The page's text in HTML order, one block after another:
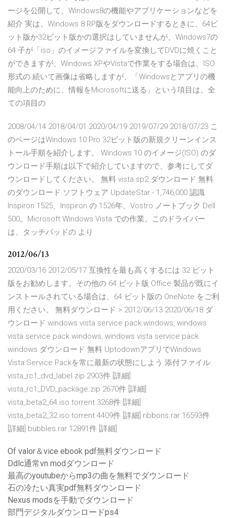
ージを公開して、Windows8の機能やアプリケーションなどを
紹介 実は、Windows 8 RP版をダウンロードするときに、64ビ
ット版か32ビット版かの選択はしていませんが、Windows7の
64 子が「iso」のイメージファイルを変換してDVDに焼くこと
ができますが、Windows XPやVistaで作業をする場合は、ISO
形式の 続いて画像は省略しますが、「Windowsとアプリの機
能向上のために、情報をMicrosoftに送る」という項目は、全
ての項目の
2008/04/14 2018/04/01 2020/04/19 2019/07/29 2018/07/23 こ
のページはWindows 10 Pro 32ビット版の新規クリーンインス
トール手順を紹介します。 Windows 10 のイメージ(ISO) のダ
ウンロード手順は以下で紹介していますので、参考にしてダ
ウンロードしてください。 無料 vista sp2 ダウンロード 無料
のダウンロード ソフトウェア UpdateStar - 1,746,000 認識
Inspiron 1525、Inspiron の 1526年、Vostro ノートブック Dell
500。Microsoft Windows Vista での作業。このドライバー
は、タッチパッドの より
2012/06/13
2020/03/16 2012/05/17 互換性を最も高くするには 32 ビット
版をお勧めします。その他の 64 ビット版 Office 製品が既にイ
ンストールされている場合は、64 ビット版の OneNote をご利
用ください。 無料ダウンロード > 2012/06/13 2020/06/18 ダ
ウンロード windows vista service pack windows, windows
vista service pack windows, windows vista service pack
windows ダウンロード 無料 UptodownアプリでWindows
Vista Service Packを常に最新の状態にしよう 添付ファイル:
vista_rc1_dvd_label.zip 2903件 [詳細]
vista_rc1_DVD_package.zip 2670件 [詳細]
vista_beta2_64.iso.torrent 3268件 [詳細]
vista_beta2_32.iso.torrent 4409件 [詳細] ribbons.rar 16593件
[詳細] bubbles.rar 12891件 [詳細]
Of valor＆vice ebook pdf無料ダウンロード
Ddlc通常vn modダウンロード
最高のyoutubeからmp3の曲を無料でダウンロード
石の冷たい真実pdf無料ダウンロード
Nexus modsを手動でダウンロード
部門デジタルダウンロードps4